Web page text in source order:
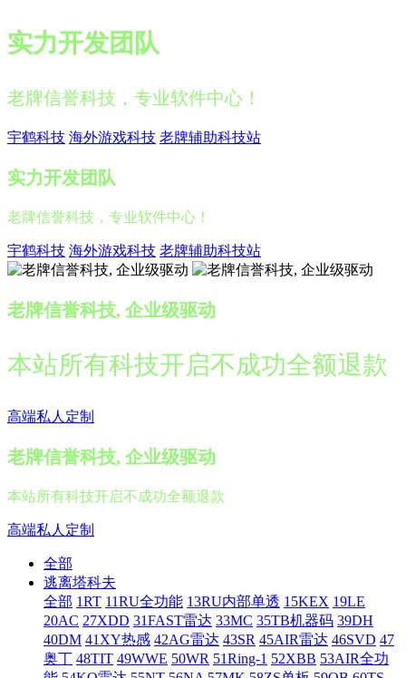
实力开发团队
老牌信誉科技，专业软件中心！
宇鹤科技 海外游戏科技 老牌辅助科技站
实力开发团队
老牌信誉科技，专业软件中心！
宇鹤科技 海外游戏科技 老牌辅助科技站
老牌信誉科技, 企业级驱动
本站所有科技开启不成功全额退款
高端私人定制
老牌信誉科技, 企业级驱动
本站所有科技开启不成功全额退款
高端私人定制
全部
逃离塔科夫
全部 1RT 11RU全功能 13RU内部单透 15KEX 19LE
20AC 27XDD 31FAST雷达 33MC 35TB机器码 39DH
40DM 41XY热感 42AG雷达 43SR 45AIR雷达 46SVD 47
奥丁 48TIT 49WWE 50WR 51Ring-1 52XBB 53AIR全功